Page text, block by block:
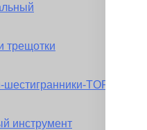
трещотки
шестигранники-TORX-
инструмент